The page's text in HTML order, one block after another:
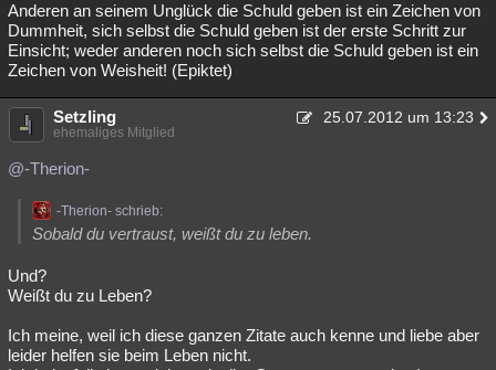
Anderen an seinem Unglück die Schuld geben ist ein Zeichen von
Dummheit, sich selbst die Schuld geben ist der erste Schritt zur
Einsicht; weder anderen noch sich selbst die Schuld geben ist ein
Zeichen von Weisheit! (Epiktet)
Setzling 25.07.2012 um 13:23
ehemaliges Mitglied
@-Therion-
-Therion- schrieb:
Sobald du vertraust, weißt du zu leben.
Und?
Weißt du zu Leben?
Ich meine, weil ich diese ganzen Zitate auch kenne und liebe aber
leider helfen sie beim Leben nicht.